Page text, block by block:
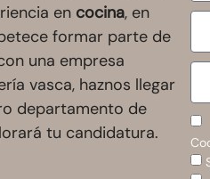
en cocina, en
formar parte de
una empresa
vasca, haznos llegar
departamento de
tu candidatura.